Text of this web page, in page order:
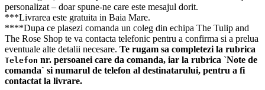
personalizat – doar spune-ne care este mesajul dorit.
***Livrarea este gratuita in Baia Mare.
****Dupa ce plasezi comanda un coleg din echipa The Tulip and
The Rose Shop te va contacta telefonic pentru a confirma si a prelua
eventuale alte detalii necesare. Te rugam sa completezi la rubrica
Telefon nr. persoanei care da comanda, iar la rubrica `Note de
comanda` si numarul de telefon al destinatarului, pentru a fi
contactat la livrare.